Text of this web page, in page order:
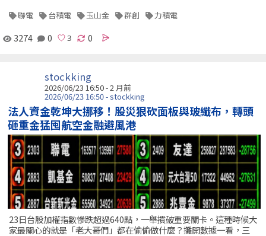
聯電 台積電 玉山金 群創 力積電
3274 0 0
stockking
2026/06/23 16:50 - 2 月前
2026/06/23 16:50 - stockking
法人資金乾坤大挪移！股災狠砍面板與玻纖布，轉頭
砸重金猛囤航空金融避風港
23日台股加權指數慘跌超過640點，一舉摜破重要關卡。這種時候大
家最關心的就是「老大哥們」都在偷偷做什麼？攤開數據一看，三